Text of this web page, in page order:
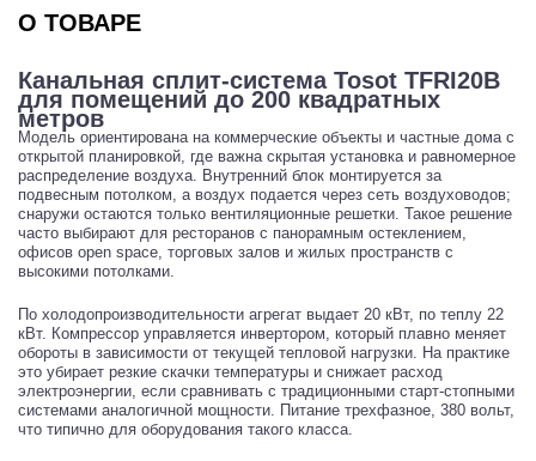
О ТОВАРЕ
Канальная сплит-система Tosot TFRI20B
для помещений до 200 квадратных
метров
Модель ориентирована на коммерческие объекты и частные дома с
открытой планировкой, где важна скрытая установка и равномерное
распределение воздуха. Внутренний блок монтируется за
подвесным потолком, а воздух подается через сеть воздуховодов;
снаружи остаются только вентиляционные решетки. Такое решение
часто выбирают для ресторанов с панорамным остеклением,
офисов open space, торговых залов и жилых пространств с
высокими потолками.
По холодопроизводительности агрегат выдает 20 кВт, по теплу 22
кВт. Компрессор управляется инвертором, который плавно меняет
обороты в зависимости от текущей тепловой нагрузки. На практике
это убирает резкие скачки температуры и снижает расход
электроэнергии, если сравнивать с традиционными старт-стопными
системами аналогичной мощности. Питание трехфазное, 380 вольт,
что типично для оборудования такого класса.